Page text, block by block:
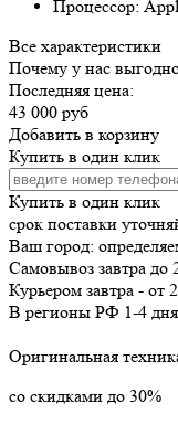
Процессор:
Все характеристики
Почему у нас
Последняя цена:
43 000 руб
Добавить в корзину
Купить в один клик
Купить в один клик
срок поставки
Ваш город:
Самовывоз завтра до
Курьером завтра - от
В регионы РФ 1-4 дня
Оригинальная
со скидками до 30%